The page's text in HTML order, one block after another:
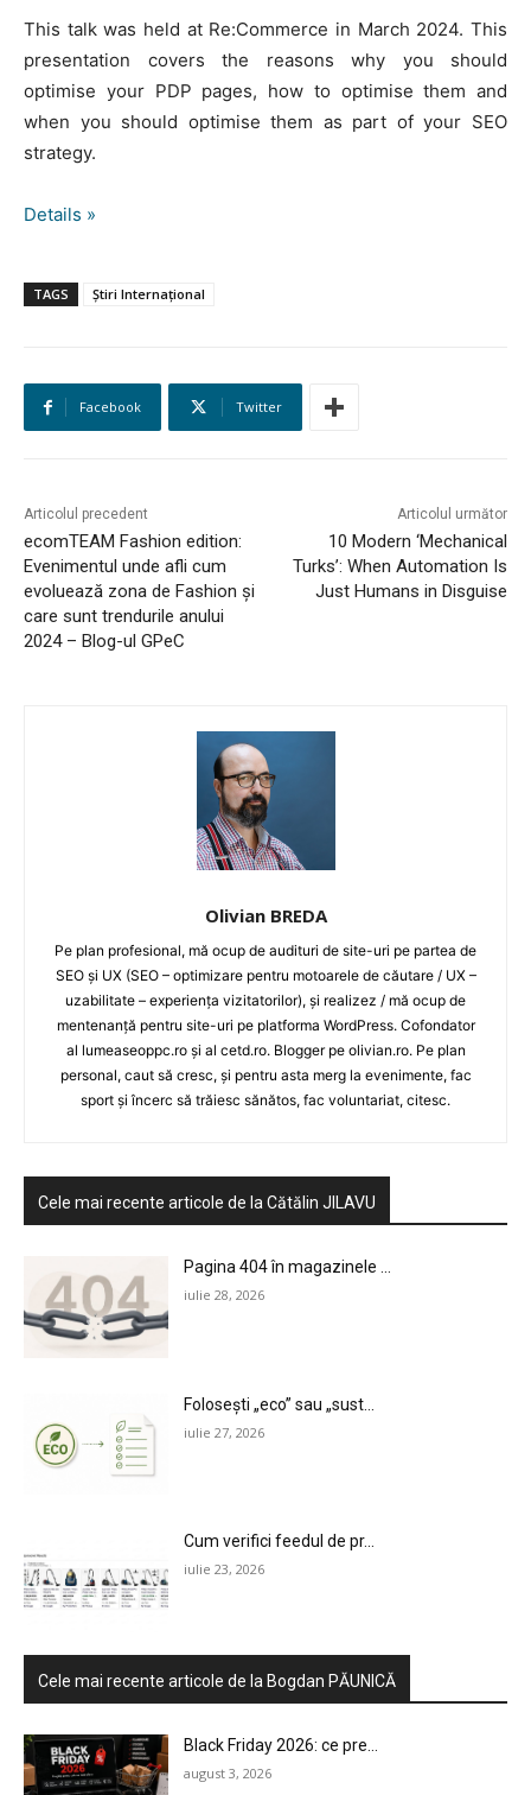
This talk was held at Re:Commerce in March 2024. This
presentation covers the reasons why you should
optimise your PDP pages, how to optimise them and
when you should optimise them as part of your SEO
strategy.
Details »
TAGS Știri Internațional
Facebook Twitter
Articolul precedent
ecomTEAM Fashion edition:
Evenimentul unde afli cum
evoluează zona de Fashion și
care sunt trendurile anului
2024 – Blog-ul GPeC
Articolul următor
10 Modern ‘Mechanical
Turks’: When Automation Is
Just Humans in Disguise
Olivian BREDA
Pe plan profesional, mă ocup de audituri de site-uri pe partea de
SEO și UX (SEO – optimizare pentru motoarele de căutare / UX –
uzabilitate – experiența vizitatorilor), și realizez / mă ocup de
mentenanță pentru site-uri pe platforma WordPress. Cofondator
al lumeaseoppc.ro și al cetd.ro. Blogger pe olivian.ro. Pe plan
personal, caut să cresc, și pentru asta merg la evenimente, fac
sport și încerc să trăiesc sănătos, fac voluntariat, citesc.
Cele mai recente articole de la Cătălin JILAVU
Pagina 404 în magazinele ...
iulie 28, 2026
Folosești „eco” sau „sust...
iulie 27, 2026
Cum verifici feedul de pr...
iulie 23, 2026
Cele mai recente articole de la Bogdan PĂUNICĂ
Black Friday 2026: ce pre...
august 3, 2026